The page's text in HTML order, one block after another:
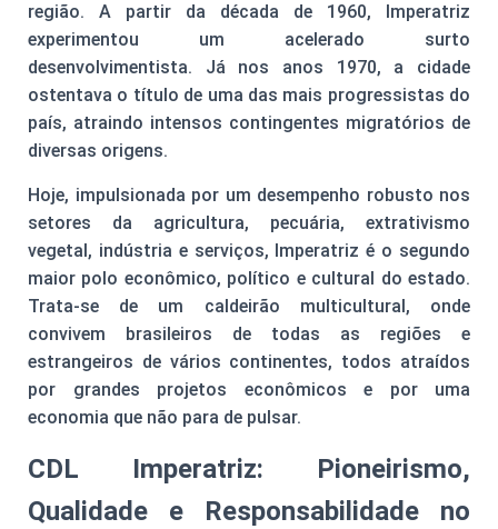
região. A partir da década de 1960, Imperatriz
experimentou um acelerado surto
desenvolvimentista. Já nos anos 1970, a cidade
ostentava o título de uma das mais progressistas do
país, atraindo intensos contingentes migratórios de
diversas origens.
Hoje, impulsionada por um desempenho robusto nos
setores da agricultura, pecuária, extrativismo
vegetal, indústria e serviços, Imperatriz é o segundo
maior polo econômico, político e cultural do estado.
Trata-se de um caldeirão multicultural, onde
convivem brasileiros de todas as regiões e
estrangeiros de vários continentes, todos atraídos
por grandes projetos econômicos e por uma
economia que não para de pulsar.
CDL Imperatriz: Pioneirismo,
Qualidade e Responsabilidade no